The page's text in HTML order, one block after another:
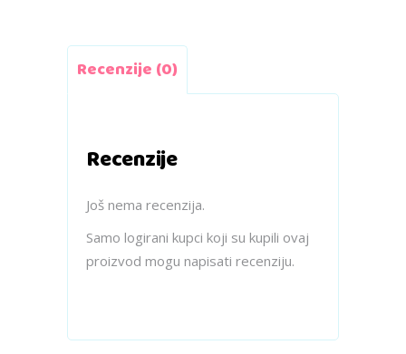
quantity
Recenzije (0)
Recenzije
Još nema recenzija.
Samo logirani kupci koji su kupili ovaj
proizvod mogu napisati recenziju.